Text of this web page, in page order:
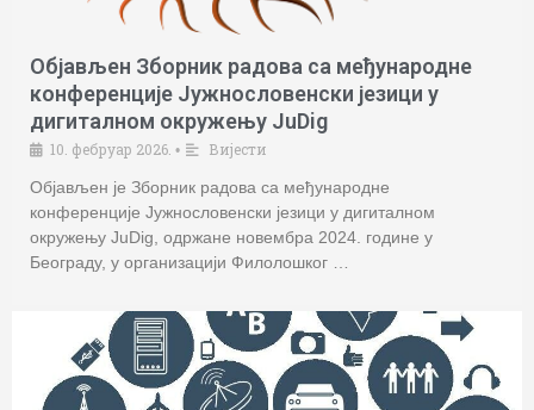
Објављен Зборник радова са међународне
конференције Јужнословенски језици у
дигиталном окружењу JuDig
10. фебруар 2026. •
Вијести
Објављен је Зборник радова са међународне
конференције Јужнословенски језици у дигиталном
окружењу JuDig, одржане новембра 2024. године у
Београду, у организацији Филолошког …